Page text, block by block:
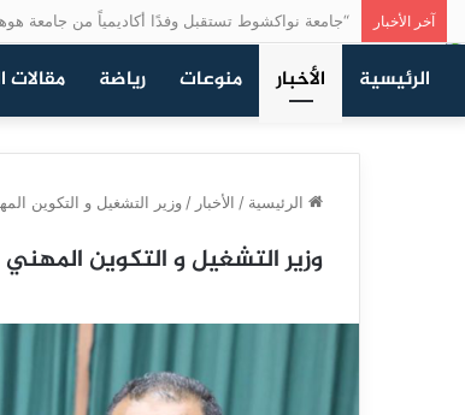
آخر الأخبار “جامعة نواكشوط تستقبل وفدًا أكاديمياً من جامعة
الرئيسية الأخبار منوعات رياضة مقالات
الرئيسية / الأخبار / وزير التشغيل و التكوين
وزير التشغيل و التكوين